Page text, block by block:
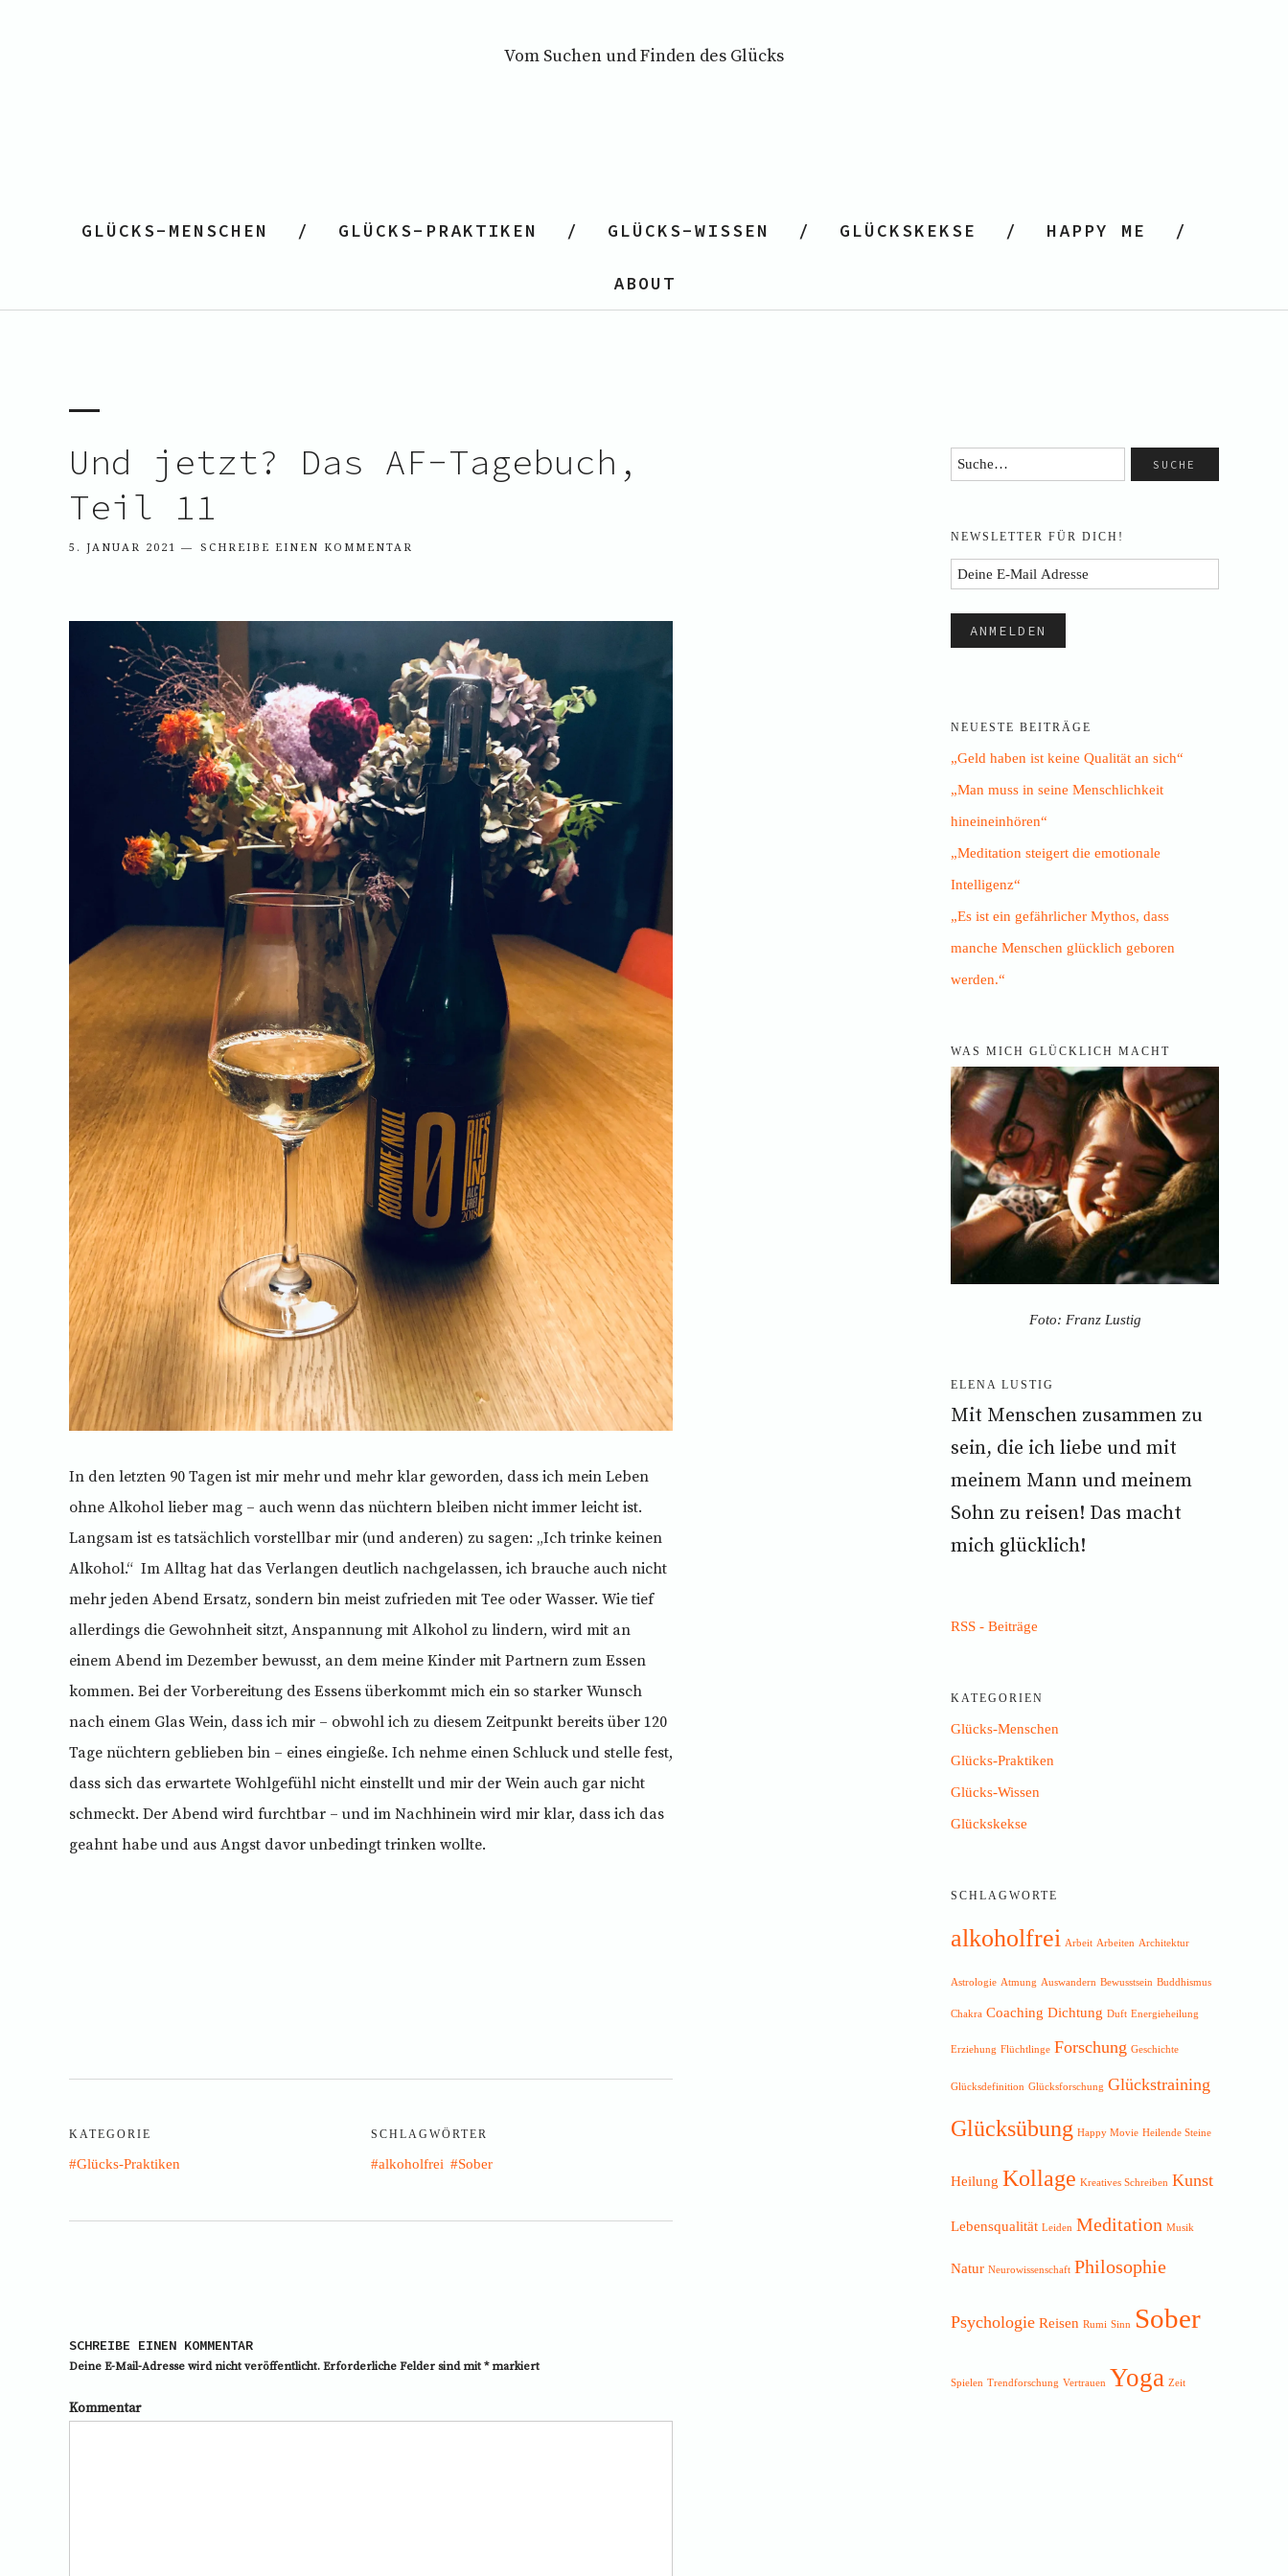
Vom Suchen und Finden des Glücks
GLÜCKS-MENSCHEN GLÜCKS-PRAKTIKEN GLÜCKS-WISSEN GLÜCKSKEKSE HAPPY ME
ABOUT
Und jetzt? Das AF-Tagebuch,
Teil 11
5. JANUAR 2021 SCHREIBE EINEN KOMMENTAR
In den letzten 90 Tagen ist mir mehr und mehr klar geworden, dass ich mein Leben
ohne Alkohol lieber mag – auch wenn das nüchtern bleiben nicht immer leicht ist.
Langsam ist es tatsächlich vorstellbar mir (und anderen) zu sagen: „Ich trinke keinen
Alkohol.“ Im Alltag hat das Verlangen deutlich nachgelassen, ich brauche auch nicht
mehr jeden Abend Ersatz, sondern bin meist zufrieden mit Tee oder Wasser. Wie tief
allerdings die Gewohnheit sitzt, Anspannung mit Alkohol zu lindern, wird mit an
einem Abend im Dezember bewusst, an dem meine Kinder mit Partnern zum Essen
kommen. Bei der Vorbereitung des Essens überkommt mich ein so starker Wunsch
nach einem Glas Wein, dass ich mir – obwohl ich zu diesem Zeitpunkt bereits über 120
Tage nüchtern geblieben bin – eines eingieße. Ich nehme einen Schluck und stelle fest,
dass sich das erwartete Wohlgefühl nicht einstellt und mir der Wein auch gar nicht
schmeckt. Der Abend wird furchtbar – und im Nachhinein wird mir klar, dass ich das
geahnt habe und aus Angst davor unbedingt trinken wollte.
KATEGORIE
Glücks-Praktiken
SCHLAGWÖRTER
alkoholfrei Sober
SCHREIBE EINEN KOMMENTAR
Deine E-Mail-Adresse wird nicht veröffentlicht. Erforderliche Felder sind mit *markiert
Kommentar
NEWSLETTER FÜR DICH!
NEUESTE BEITRÄGE
„Geld haben ist keine Qualität an sich“
„Man muss in seine Menschlichkeit
hineineinhören“
„Meditation steigert die emotionale
Intelligenz“
„Es ist ein gefährlicher Mythos, dass
manche Menschen glücklich geboren
werden.“
WAS MICH GLÜCKLICH MACHT
Foto: Franz Lustig
ELENA LUSTIG
Mit Menschen zusammen zu
sein, die ich liebe und mit
meinem Mann und meinem
Sohn zu reisen! Das macht
mich glücklich!
RSS - Beiträge
KATEGORIEN
Glücks-Menschen
Glücks-Praktiken
Glücks-Wissen
Glückskekse
SCHLAGWORTE
alkoholfrei Arbeit Arbeiten Architektur
Astrologie Atmung Auswandern Bewusstsein Buddhismus
Chakra Coaching Dichtung Duft Energieheilung
Erziehung Flüchtlinge Forschung Geschichte
Glücksdefinition Glücksforschung Glückstraining
Glücksübung Happy Movie Heilende Steine
Heilung Kollage Kreatives Schreiben Kunst
Lebensqualität Leiden Meditation Musik
Natur Neurowissenschaft Philosophie
Psychologie Reisen Rumi Sinn Sober
Spielen Trendforschung Vertrauen Yoga Zeit